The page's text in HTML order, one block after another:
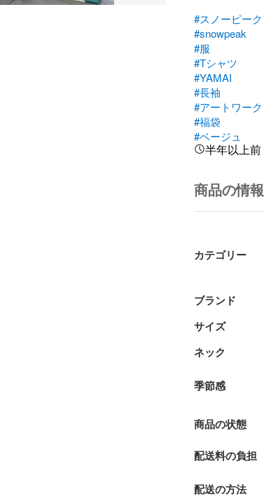
#スノーピーク
#snowpeak
#服
#Tシャツ
#YAMAI
#長袖
#アートワーク
#福袋
#ベージュ
半年以上前
商品の情報
カテゴリー
ブランド
サイズ
ネック
季節感
商品の状態
配送料の負担
配送の方法